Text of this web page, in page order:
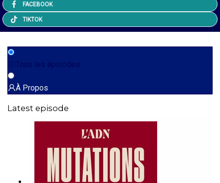
FACEBOOK
TIKTOK
Tous les épisodes
À Propos
Latest episode